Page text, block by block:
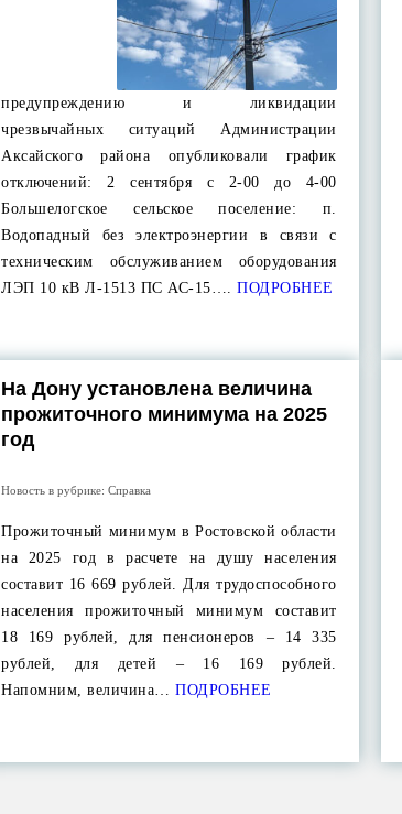
предупреждению и ликвидации
чрезвычайных ситуаций Администрации
Аксайского района опубликовали график
отключений: 2 сентября с 2-00 до 4-00
Большелогское сельское поселение: п.
Водопадный без электроэнергии в связи с
техническим обслуживанием оборудования
ЛЭП 10 кВ Л-1513 ПС АС-15…. ПОДРОБНЕЕ
На Дону установлена величина
прожиточного минимума на 2025
год
Новость в рубрике:Справка
Прожиточный минимум в Ростовской области
на 2025 год в расчете на душу населения
составит 16 669 рублей. Для трудоспособного
населения прожиточный минимум составит
18 169 рублей, для пенсионеров – 14 335
рублей, для детей – 16 169 рублей.
Напомним, величина… ПОДРОБНЕЕ